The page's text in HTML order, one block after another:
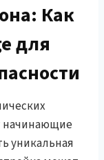
Как
для
начинающие
уникальная